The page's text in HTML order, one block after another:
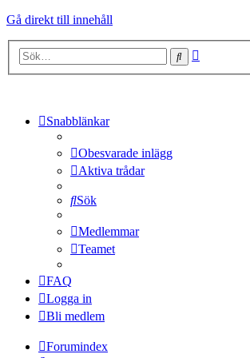
Gå direkt till innehåll
Sök
Snabblänkar
Obesvarade inlägg
Aktiva trådar
Sök
Medlemmar
Teamet
FAQ
Logga in
Bli medlem
Forumindex